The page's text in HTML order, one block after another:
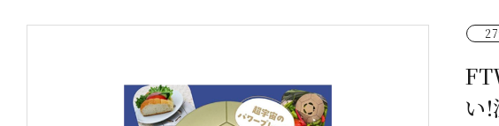
バランスボード・ヒモトレ他
FTWフォーグ・その他グッズ
い